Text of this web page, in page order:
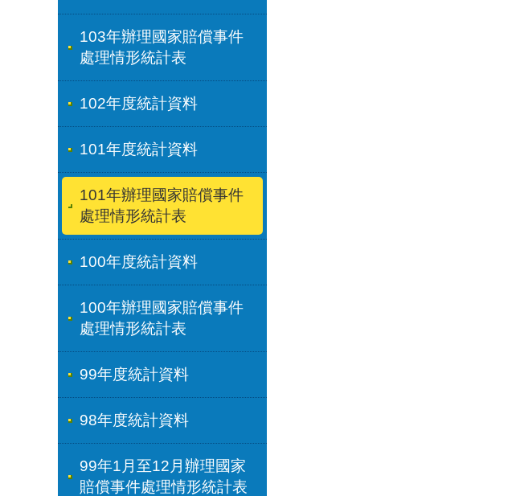
103年辦理國家賠償事件
處理情形統計表
102年度統計資料
101年度統計資料
101年辦理國家賠償事件
處理情形統計表
100年度統計資料
100年辦理國家賠償事件
處理情形統計表
99年度統計資料
98年度統計資料
99年1月至12月辦理國家
賠償事件處理情形統計表